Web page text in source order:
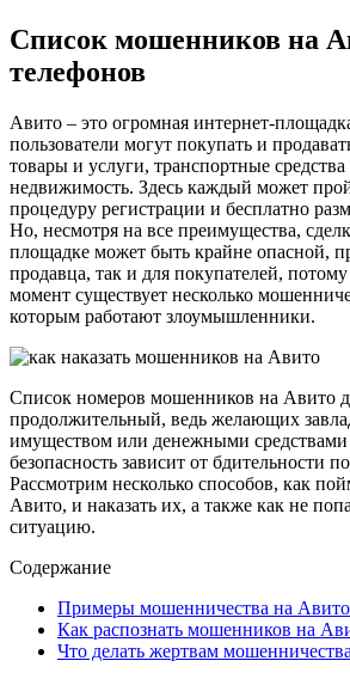
Список мошенников на
телефонов
Авито – это огромная интернет-
пользователи могут покупать и
товары и услуги, транспортные
недвижимость. Здесь каждый может
процедуру регистрации и бесплатно
Но, несмотря на все преимущества,
площадке может быть крайне опасной,
продавца, так и для покупателей,
момент существует несколько
которым работают злоумышленники.
Список номеров мошенников на Авито
продолжительный, ведь желающих
имуществом или денежными
безопасность зависит от бдительности
Рассмотрим несколько способов, как
Авито, и наказать их, а также как не
ситуацию.
Содержание
Примеры мошенничества на Авито
Как распознать мошенников на
Что делать жертвам мошенничества